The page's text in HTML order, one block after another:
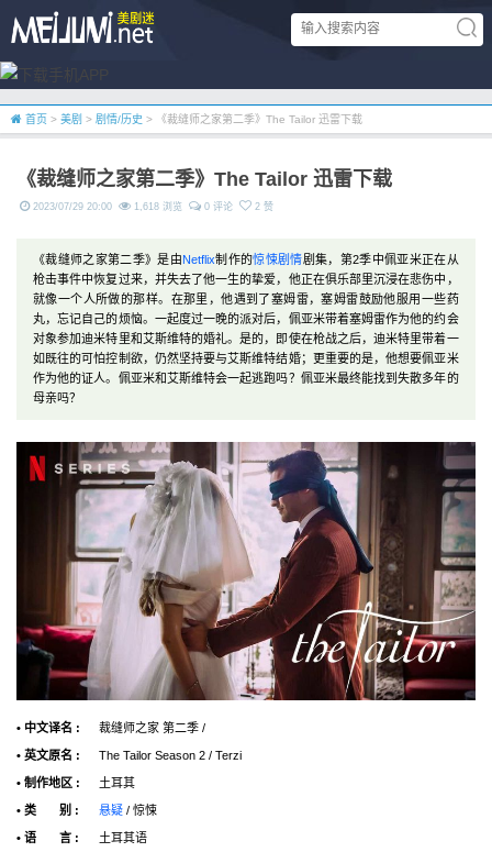
首页 > 美剧 > 剧情/历史 > 《裁缝师之家第二季》The Tailor 迅雷下载
《裁缝师之家第二季》The Tailor 迅雷下载
2023/07/29 20:00 1,618 浏览 0 评论 2 赞
《裁缝师之家第二季》是由Netflix制作的惊悚剧情剧集，第2季中佩亚米正在从
枪击事件中恢复过来，并失去了他一生的挚爱，他正在俱乐部里沉浸在悲伤中，
就像一个人所做的那样。在那里，他遇到了塞姆雷，塞姆雷鼓励他服用一些药
丸，忘记自己的烦恼。一起度过一晚的派对后，佩亚米带着塞姆雷作为他的约会
对象参加迪米特里和艾斯维特的婚礼。是的，即使在枪战之后，迪米特里带着一
如既往的可怕控制欲，仍然坚持要与艾斯维特结婚；更重要的是，他想要佩亚米
作为他的证人。佩亚米和艾斯维特会一起逃跑吗？佩亚米最终能找到失散多年的
母亲吗？
• 中文译名 : 裁缝师之家 第二季 /
• 英文原名 : The Tailor Season 2 / Terzi
• 制作地区 : 土耳其
• 类 别 : 悬疑 / 惊悚
• 语 言 : 土耳其语